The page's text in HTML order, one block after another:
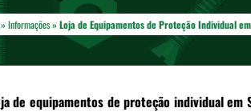
»Informações»Loja de Equipamentos de Proteção Individual
de equipamentos de proteção individual em